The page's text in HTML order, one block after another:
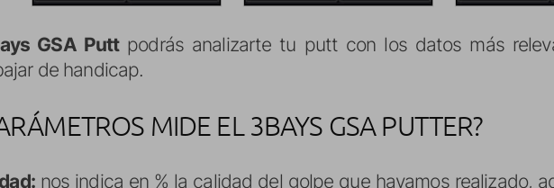
GSA Puttpodrás analizarte tu putt con los datos más
de handicap.
MIDE EL 3BAYS GSA PUTTER?
nos indica en % la calidad del golpe que hayamos realizado,